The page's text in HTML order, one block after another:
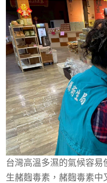
台灣高溫多濕的氣候容
生赭麴毒素，赭麴毒素中